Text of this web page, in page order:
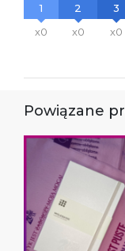
1
x0
2
x0
3
x0
Powiązane